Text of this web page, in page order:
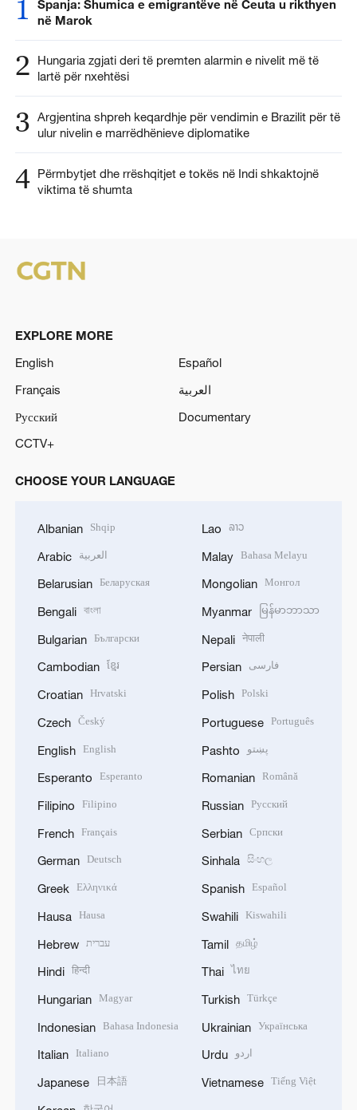
1
Spanja: Shumica e emigrantëve në Ceuta u rikthyen
në Marok
2
Hungaria zgjati deri të premten alarmin e nivelit më të
lartë për nxehtësi
3 Argjentina shpreh keqardhje për vendimin e Brazilit për të
ulur nivelin e marrëdhënieve diplomatike
4 Përmbytjet dhe rrëshqitjet e tokës në Indi shkaktojnë
viktima të shumta
EXPLORE MORE
English
Español
Français
العربية
Русский
Documentary
CCTV+
CHOOSE YOUR LANGUAGE
Albanian Shqip
Arabic العربية
Belarusian Беларуская
Bengali বাংলা
Bulgarian Български
Cambodian ខ្មែរ
Croatian Hrvatski
Czech Český
English English
Esperanto Esperanto
Filipino Filipino
French Français
German Deutsch
Greek Ελληνικά
Hausa Hausa
Hebrew עברית
Hindi हिन्दी
Hungarian Magyar
Indonesian Bahasa Indonesia
Italian Italiano
Japanese 日本語
Lao ລາວ
Malay Bahasa Melayu
Mongolian Монгол
Myanmar မြန်မာဘာသာ
Nepali नेपाली
Persian فارسی
Polish Polski
Portuguese Português
Pashto پښتو
Romanian Română
Russian Русский
Serbian Српски
Sinhala සිංහල
Spanish Español
Swahili Kiswahili
Tamil தமிழ்
Thai ไทย
Turkish Türkçe
Ukrainian Українська
Urdu اردو
Vietnamese Tiếng Việt